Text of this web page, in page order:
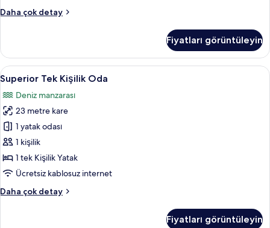
için
görün
Daha çok detay
Standard
Oda,
Tek
Kişilik
Yatak
hakkında
daha
fazla
detay
Fiyatları görüntüleyin
Superior
Tek
Kişilik
Oda
için
tüm
fotoğrafları
görün
Kaliteli yatak takımı, masa, ücretsiz
4
Superior Tek Kişilik Oda
Deniz manzarası
23 metre kare
1 yatak odası
1 kişilik
1 tek Kişilik Yatak
Ücretsiz kablosuz internet
Daha çok detay
Superior
Fiyatları görüntüleyin